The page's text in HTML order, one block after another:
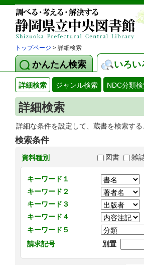
トップページ > 詳細検索
かんたん検索 いろい
詳細検索 ジャンル検索 NDC分類
詳細検索
詳細な条件を設定して、蔵書を検索す
検索条件
資料種別 図書 雑
キーワード１
キーワード２
キーワード３
キーワード４
キーワード５
請求記号
別置